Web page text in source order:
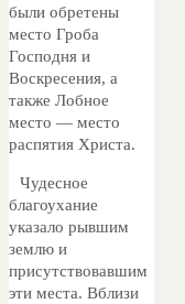
были обретены
место Гроба
Господня и
Воскресения, а
также Лобное
место — место
распятия Христа.
Чудесное
благоухание
указало рывшим
землю и
присутствовавшим
эти места. Вблизи